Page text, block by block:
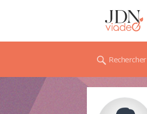
Rechercher